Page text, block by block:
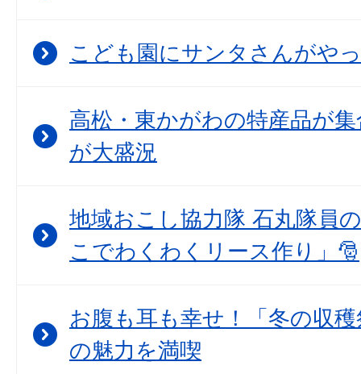
こども園にサンタさんがや
高松・東かがわの特産品が
が大盛況
地域おこし協力隊 石丸隊員
こでわくわくリース作り」🎅
お腹も耳も幸せ！「冬の収
の魅力を満喫